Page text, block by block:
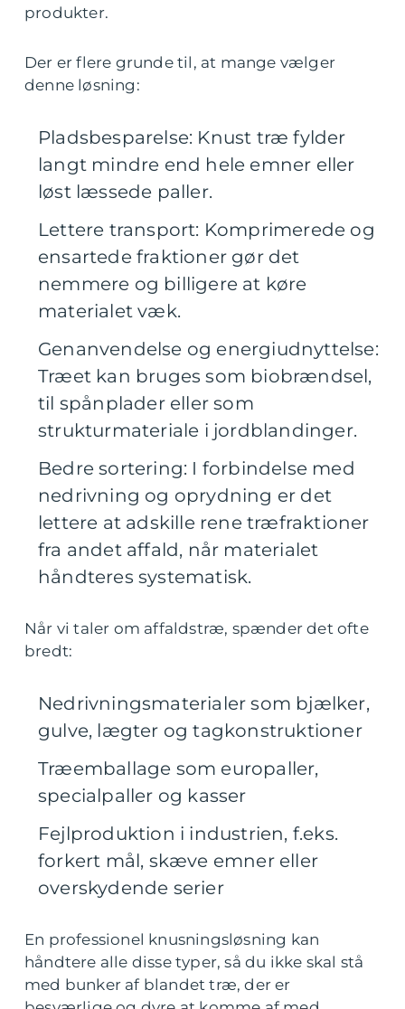
produkter.
Der er flere grunde til, at mange vælger
denne løsning:
Pladsbesparelse: Knust træ fylder
langt mindre end hele emner eller
løst læssede paller.
Lettere transport: Komprimerede og
ensartede fraktioner gør det
nemmere og billigere at køre
materialet væk.
Genanvendelse og energiudnyttelse:
Træet kan bruges som biobrændsel,
til spånplader eller som
strukturmateriale i jordblandinger.
Bedre sortering: I forbindelse med
nedrivning og oprydning er det
lettere at adskille rene træfraktioner
fra andet affald, når materialet
håndteres systematisk.
Når vi taler om affaldstræ, spænder det ofte
bredt:
Nedrivningsmaterialer som bjælker,
gulve, lægter og tagkonstruktioner
Træemballage som europaller,
specialpaller og kasser
Fejlproduktion i industrien, f.eks.
forkert mål, skæve emner eller
overskydende serier
En professionel knusningsløsning kan
håndtere alle disse typer, så du ikke skal stå
med bunker af blandet træ, der er